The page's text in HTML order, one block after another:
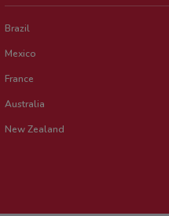
Brazil
Mexico
France
Australia
New Zealand